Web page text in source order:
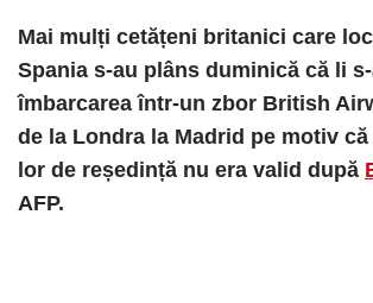
Mai mulți cetățeni britanici care
Spania s-au plâns duminică că li
îmbarcarea într-un zbor British
de la Londra la Madrid pe motiv că
lor de reședință nu era valid după
AFP.